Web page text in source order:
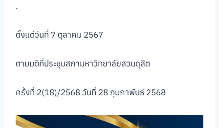
.
ตั้งแต่วันที่ 7 ตุลาคม 2567
ตามมติที่ประชุมสภามหาวิทยาลัยสวนดุสิต
ครั้งที่ 2(18)/2568 วันที่ 28 กุมภาพันธ์ 2568